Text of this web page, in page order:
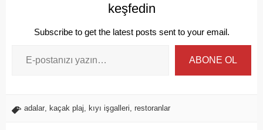
keşfedin
Subscribe to get the latest posts sent to your email.
ABONE OL
adalar kaçak plaj kıyı işgalleri restoranlar